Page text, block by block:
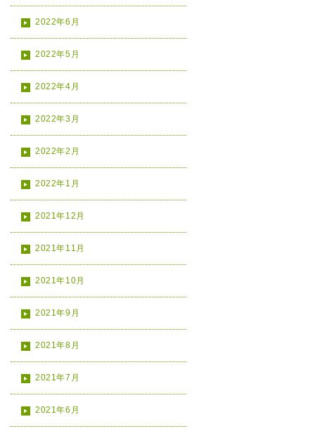
2022年6月
2022年5月
2022年4月
2022年3月
2022年2月
2022年1月
2021年12月
2021年11月
2021年10月
2021年9月
2021年8月
2021年7月
2021年6月